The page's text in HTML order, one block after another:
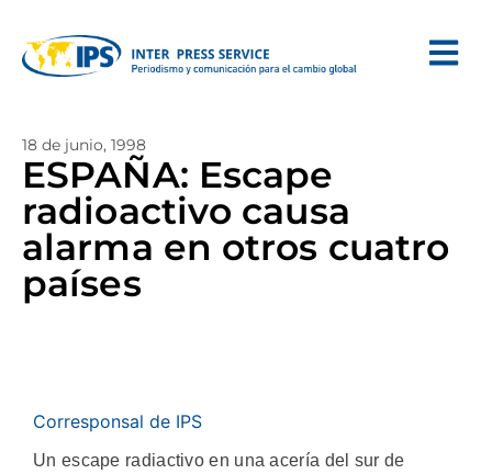
18 de junio, 1998
ESPAÑA: Escape
radioactivo causa
alarma en otros cuatro
países
Corresponsal de IPS
Un escape radiactivo en una acería del sur de